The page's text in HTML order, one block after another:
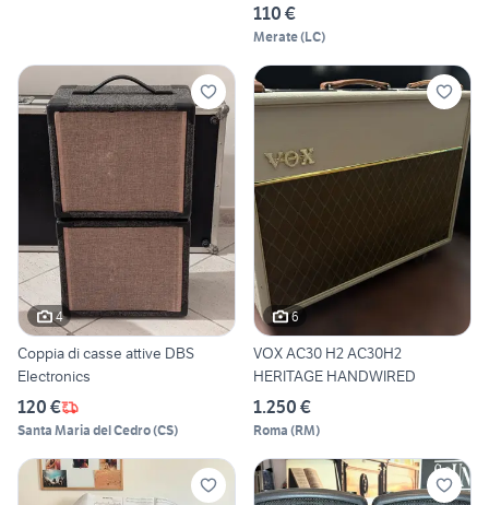
110 €
Merate(LC)
4
Coppia di casse attive DBS
Electronics
120 €
Santa Maria del Cedro(CS)
6
VOX AC30 H2 AC30H2
HERITAGE HANDWIRED
1.250 €
Roma (RM)